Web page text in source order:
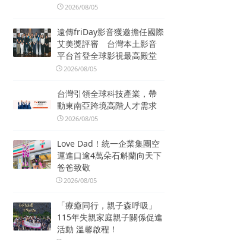
2026/08/05
遠傳friDay影音獲邀擔任國際
艾美獎評審 台灣本土影音
平台首登全球影視最高殿堂
2026/08/05
台灣引領全球科技產業，帶
動東南亞跨境高階人才需求
2026/08/05
Love Dad！統一企業集團空
運進口逾4萬朵石斛蘭向天下
爸爸致敬
2026/08/05
「療癒同行，親子森呼吸」
115年失親家庭親子關係促進
活動 溫馨啟程！